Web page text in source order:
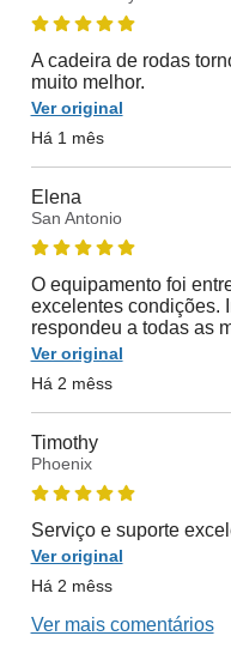
A cadeira de rodas
muito melhor.
Ver original
Há 1 mês
Elena
San Antonio
O equipamento foi
excelentes condições.
respondeu a todas as
Ver original
Há 2 mêss
Timothy
Phoenix
Serviço e suporte
Ver original
Há 2 mêss
Ver mais comentários